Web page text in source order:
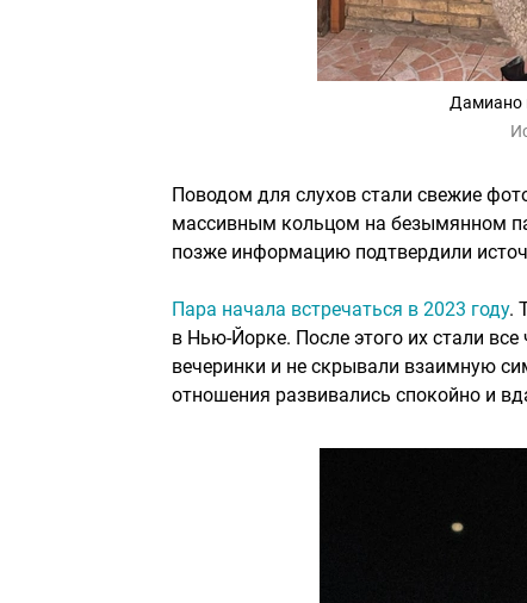
Дамиано
Поводом для слухов стали свежие
массивным кольцом на безымянном
позже информацию подтвердили
Пара начала встречаться в 2023 году.
в Нью-Йорке. После этого их стали
вечеринки и не скрывали взаимную
отношения развивались спокойно и